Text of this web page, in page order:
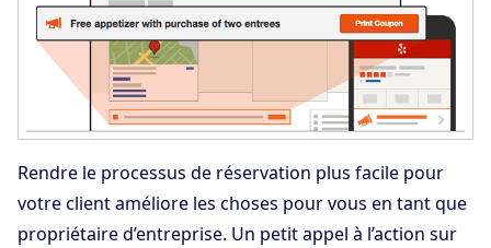
Rendre le processus de réservation plus facile pour
votre client améliore les choses pour vous en tant que
propriétaire d’entreprise. Un petit appel à l’action sur